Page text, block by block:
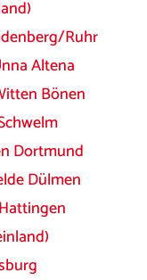
Ruhr
Altena
Bönen
Dortmund
Dülmen
Hattingen